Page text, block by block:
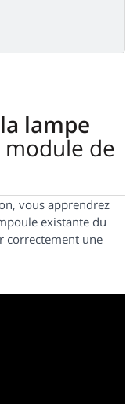
lampe
module de
vous apprendrez
existante du
correctement une